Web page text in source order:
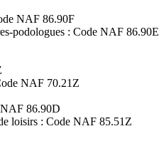
NAF 86.90F
podologues : Code NAF 86.90E
NAF 70.21Z
NAF 86.90D
loisirs : Code NAF 85.51Z